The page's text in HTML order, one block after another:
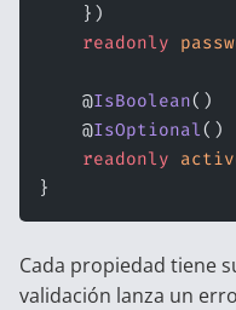
    })
    readonly
    @
IsBoolean()
    @
IsOptional()
    readonly
}
Cada propiedad tiene
validación lanza un